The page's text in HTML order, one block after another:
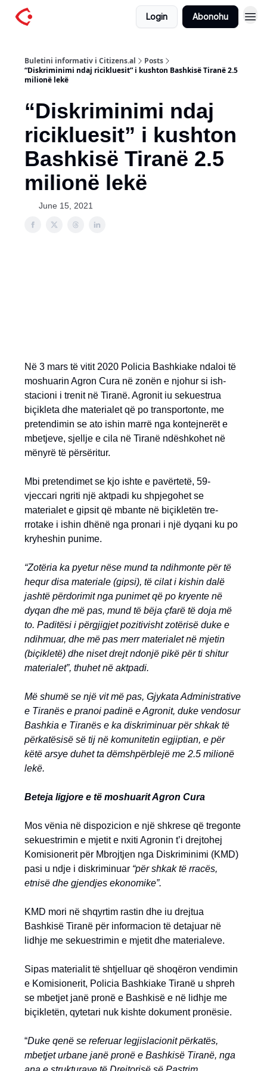
Login Abonohu
Buletini informativ i Citizens.al
Posts
“Diskriminimi ndaj ricikluesit” i kushton Bashkisë Tiranë 2.5
milionë lekë
“Diskriminimi ndaj
ricikluesit” i kushton
Bashkisë Tiranë 2.5
milionë lekë
June 15, 2021
Në 3 mars të vitit 2020 Policia Bashkiake ndaloi të
moshuarin Agron Cura në zonën e njohur si ish-
stacioni i trenit në Tiranë. Agronit iu sekuestrua
biçikleta dhe materialet që po transportonte, me
pretendimin se ato ishin marrë nga kontejnerët e
mbetjeve, sjellje e cila në Tiranë ndëshkohet në
mënyrë të përsëritur.
Mbi pretendimet se kjo ishte e pavërtetë, 59-
vjeccari ngriti një aktpadi ku shpjegohet se
materialet e gipsit që mbante në biçikletën tre-
rrotake i ishin dhënë nga pronari i një dyqani ku po
kryheshin punime.
“Zotëria ka pyetur nëse mund ta ndihmonte për të
hequr disa materiale (gipsi), të cilat i kishin dalë
jashtë përdorimit nga punimet që po kryente në
dyqan dhe më pas, mund të bëja çfarë të doja më
to. Paditësi i përgjigjet pozitivisht zotërisë duke e
ndihmuar, dhe më pas merr materialet në mjetin
(biçikletë) dhe niset drejt ndonjë pikë për ti shitur
materialet”, thuhet në aktpadi.
Më shumë se një vit më pas, Gjykata Administrative
e Tiranës e pranoi padinë e Agronit, duke vendosur
Bashkia e Tiranës e ka diskriminuar për shkak të
përkatësisë së tij në komunitetin egjiptian, e për
këtë arsye duhet ta dëmshpërblejë me 2.5 milionë
lekë.
Beteja ligjore e të moshuarit Agron Cura
Mos vënia në dispozicion e një shkrese që tregonte
sekuestrimin e mjetit e nxiti Agronin t’i drejtohej
Komisionerit për Mbrojtjen nga Diskriminimi (KMD)
pasi u ndje i diskriminuar “për shkak të rracës,
etnisë dhe gjendjes ekonomike”.
KMD mori në shqyrtim rastin dhe iu drejtua
Bashkisë Tiranë për informacion të detajuar në
lidhje me sekuestrimin e mjetit dhe materialeve.
Sipas materialit të shtjelluar që shoqëron vendimin
e Komisionerit, Policia Bashkiake Tiranë u shpreh
se mbetjet janë pronë e Bashkisë e në lidhje me
biçikletën, qytetari nuk kishte dokument pronësie.
“Duke qenë se referuar legjislacionit përkatës,
mbetjet urbane janë pronë e Bashkisë Tiranë, nga